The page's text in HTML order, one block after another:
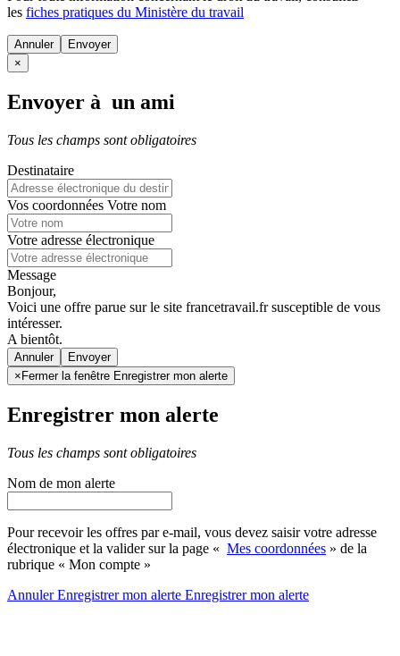
les fiches pratiques du Ministère du travail
Annuler
×
Envoyer à un ami
Tous les champs sont obligatoires
Destinataire
Vos coordonnées Votre nom
Votre adresse électronique
Message
Bonjour,
Voici une offre parue sur le site francetravail.fr susceptible de vous
intéresser.
A bientôt.
Annuler
× Fermer la fenêtre Enregistrer mon alerte
Enregistrer mon alerte
Tous les champs sont obligatoires
Nom de mon alerte
Pour recevoir les offres par e-mail, vous devez saisir votre adresse
électronique et la valider sur la page « Mes coordonnées » de la
rubrique « Mon compte »
AnnulerEnregistrer mon alerte Enregistrermon alerte